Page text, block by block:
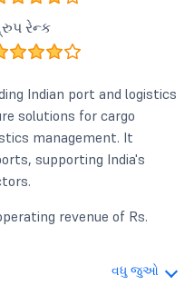
રેન્ક
Indian port and logistics
solutions for cargo
management. It
supporting India's
revenue of Rs.
વધુ જુઓ